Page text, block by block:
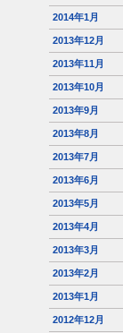
2014年1月
2013年12月
2013年11月
2013年10月
2013年9月
2013年8月
2013年7月
2013年6月
2013年5月
2013年4月
2013年3月
2013年2月
2013年1月
2012年12月